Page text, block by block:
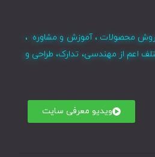
فروش محصولات ، آموزش و مشاوره ،
اعم از مهندسی، تدارک، طراحی و
ویدیو معرفی سایت